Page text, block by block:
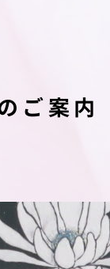
ご案内